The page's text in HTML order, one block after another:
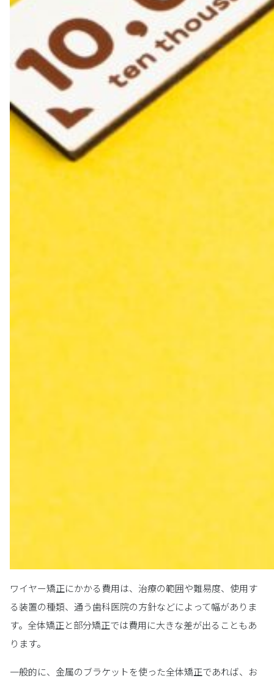
ワイヤー矯正にかかる費用は、治療の範囲や難易度、使用す
る装置の種類、通う歯科医院の方針などによって幅がありま
す。全体矯正と部分矯正では費用に大きな差が出ることもあ
ります。
一般的に、金属のブラケットを使った全体矯正であれば、お